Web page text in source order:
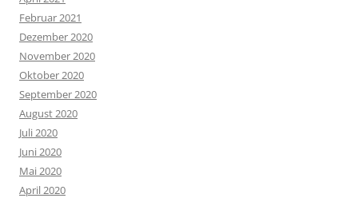
Februar 2021
Dezember 2020
November 2020
Oktober 2020
September 2020
August 2020
Juli 2020
Juni 2020
Mai 2020
April 2020